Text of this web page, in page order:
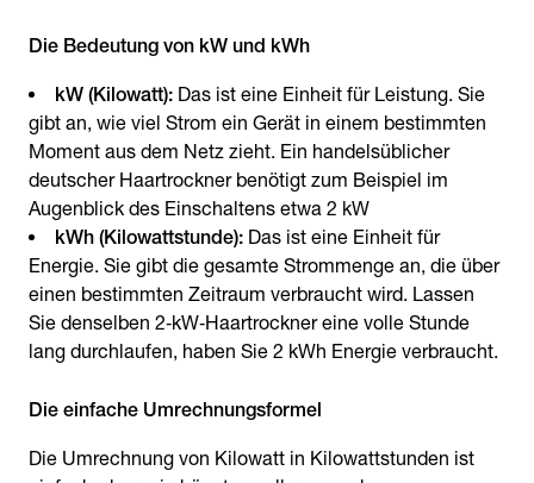
Die Bedeutung von kW und kWh
kW (Kilowatt): Das ist eine Einheit für Leistung. Sie
gibt an, wie viel Strom ein Gerät in einem bestimmten
Moment aus dem Netz zieht. Ein handelsüblicher
deutscher Haartrockner benötigt zum Beispiel im
Augenblick des Einschaltens etwa 2 kW
kWh (Kilowattstunde): Das ist eine Einheit für
Energie. Sie gibt die gesamte Strommenge an, die über
einen bestimmten Zeitraum verbraucht wird. Lassen
Sie denselben 2‑kW‑Haartrockner eine volle Stunde
lang durchlaufen, haben Sie 2 kWh Energie verbraucht.
Die einfache Umrechnungsformel
Die Umrechnung von Kilowatt in Kilowattstunden ist